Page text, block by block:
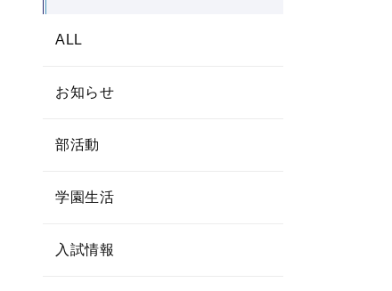
ALL
お知らせ
部活動
学園生活
入試情報